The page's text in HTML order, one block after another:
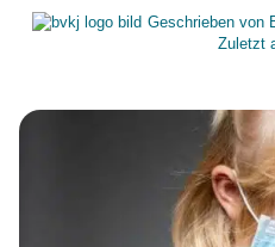
Geschrieben von
Zuletzt